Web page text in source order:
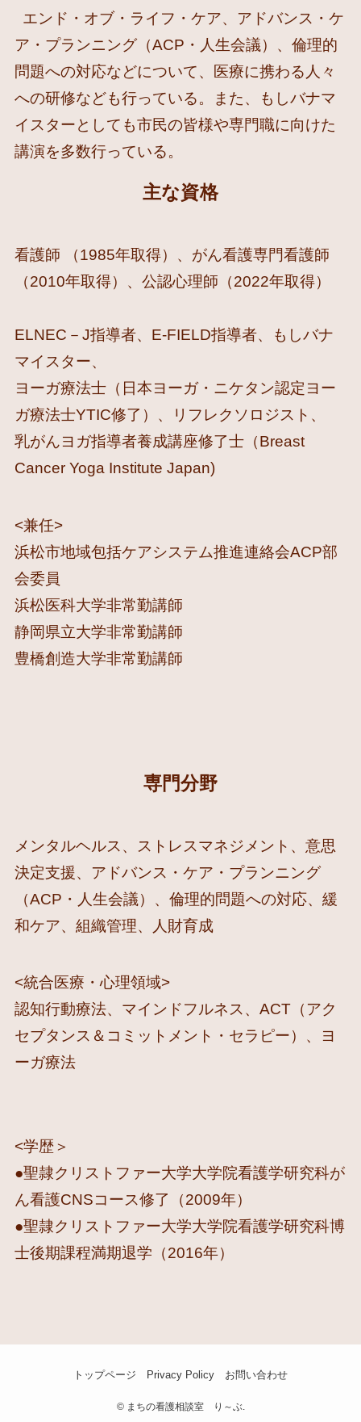
エンド・オブ・ライフ・ケア、アドバンス・ケ
ア・プランニング（ACP・人生会議）、倫理的
問題への対応などについて、医療に携わる人々
への研修なども行っている。また、もしバナマ
イスターとしても市民の皆様や専門職に向けた
講演を多数行っている。
主な資格
看護師 （1985年取得）、がん看護専門看護師
（2010年取得）、公認心理師（2022年取得）
ELNEC－J指導者、E-FIELD指導者、もしバナ
マイスター、
ヨーガ療法士（日本ヨーガ・ニケタン認定ヨー
ガ療法士YTIC修了）、リフレクソロジスト、
乳がんヨガ指導者養成講座修了士（Breast
Cancer Yoga Institute Japan)
<兼任>
浜松市地域包括ケアシステム推進連絡会ACP部
会委員
浜松医科大学非常勤講師
静岡県立大学非常勤講師
豊橋創造大学非常勤講師
専門分野
メンタルヘルス、ストレスマネジメント、意思
決定支援、アドバンス・ケア・プランニング
（ACP・人生会議）、倫理的問題への対応、緩
和ケア、組織管理、人財育成
<統合医療・心理領域>
認知行動療法、マインドフルネス、ACT（アク
セプタンス＆コミットメント・セラピー）、ヨ
ーガ療法
<学歴＞
●聖隷クリストファー大学大学院看護学研究科が
ん看護CNSコース修了（2009年）
●聖隷クリストファー大学大学院看護学研究科博
士後期課程満期退学（2016年）
トップページ Privacy Policy お問い合わせ
©まちの看護相談室 り～ぶ.